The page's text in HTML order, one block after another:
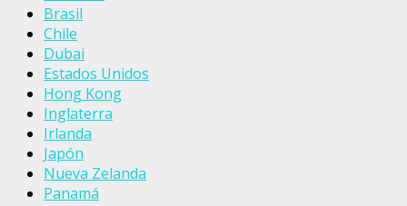
Brasil
Chile
Dubai
Estados Unidos
Hong Kong
Inglaterra
Irlanda
Japón
Nueva Zelanda
Panamá